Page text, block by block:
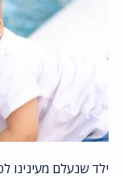
ילד שנעלם מעינינו